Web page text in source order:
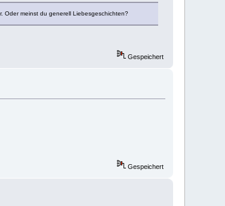
Oder meinst du generell Liebesgeschichten?
Gespeichert
Gespeichert